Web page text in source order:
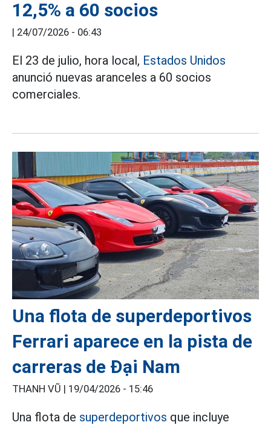
12,5% a 60 socios
| 24/07/2026 - 06:43
El 23 de julio, hora local, Estados Unidos
anunció nuevas aranceles a 60 socios
comerciales.
Una flota de superdeportivos
Ferrari aparece en la pista de
carreras de Đại Nam
THANH VŨ | 19/04/2026 - 15:46
Una flota de superdeportivos que incluye